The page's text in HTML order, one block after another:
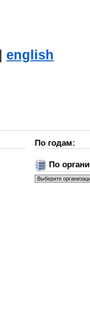
english
По годам:
По